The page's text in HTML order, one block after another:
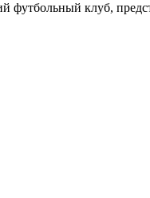
футбольный клуб,